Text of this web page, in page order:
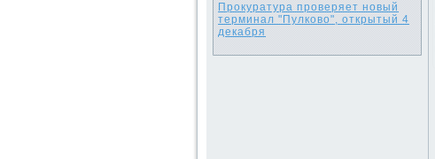
Прокуратура проверяет новый
терминал "Пулково", открытый 4
декабря